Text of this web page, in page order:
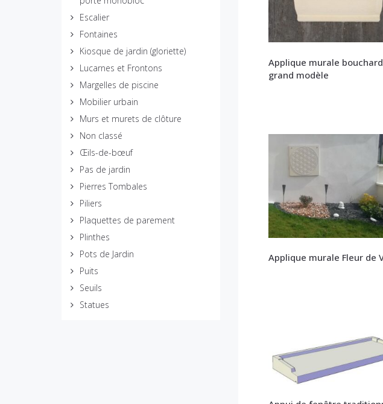
Escalier
Fontaines
Kiosque de jardin (gloriette)
Lucarnes et Frontons
Margelles de piscine
Mobilier urbain
Murs et murets de clôture
Non classé
Œils-de-bœuf
Pas de jardin
Pierres Tombales
Piliers
Plaquettes de parement
Plinthes
Pots de Jardin
Puits
Seuils
Statues
Applique murale
grand modèle
Applique murale Fleur de